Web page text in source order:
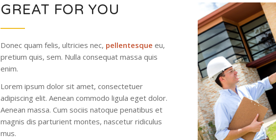
GREAT FOR YOU
Donec quam felis, ultricies nec, pellentesque eu,
pretium quis, sem. Nulla consequat massa quis
enim.
Lorem ipsum dolor sit amet, consectetuer
adipiscing elit. Aenean commodo ligula eget dolor.
Aenean massa. Cum sociis natoque penatibus et
magnis dis parturient montes, nascetur ridiculus
mus.